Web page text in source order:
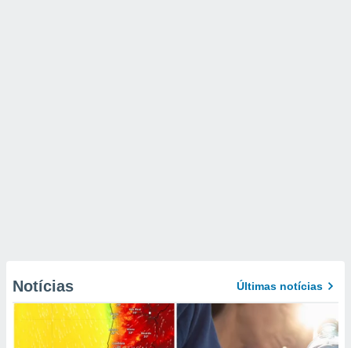
Notícias Últimas notícias